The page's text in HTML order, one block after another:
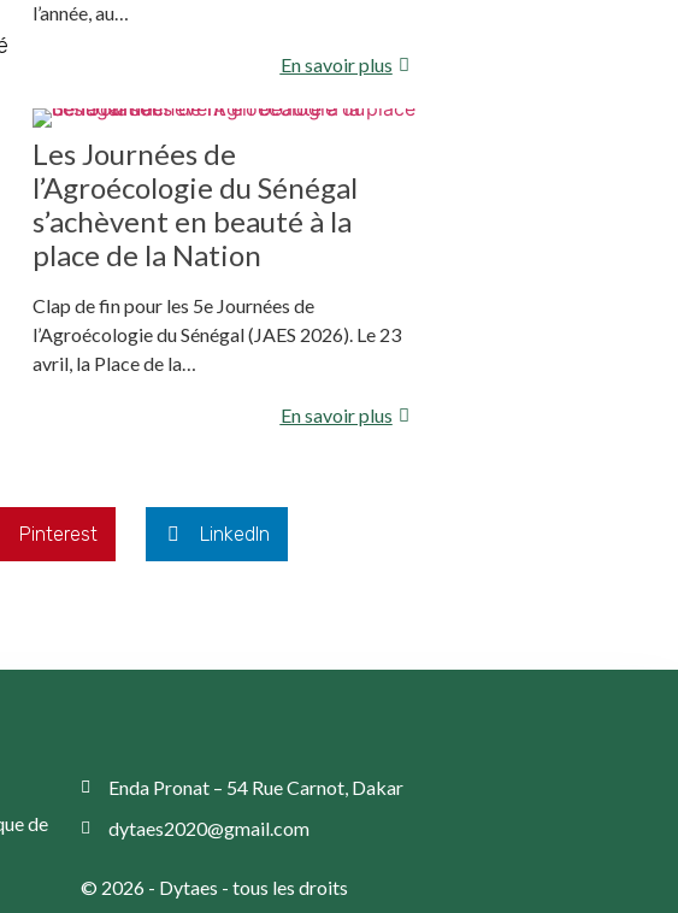
l’année, au…
En savoir plus
Les Journées de
l’Agroécologie du Sénégal
s’achèvent en beauté à la
place de la Nation
Clap de fin pour les 5e Journées de
l’Agroécologie du Sénégal (JAES 2026). Le 23
avril, la Place de la…
En savoir plus
Pinterest LinkedIn
de
Enda Pronat – 54 Rue Carnot, Dakar
dytaes2020@gmail.com
© 2026 - Dytaes - tous les droits